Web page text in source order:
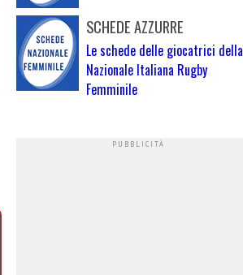
SCHEDE AZZURRE
Le schede delle giocatrici della
Nazionale Italiana Rugby
Femminile